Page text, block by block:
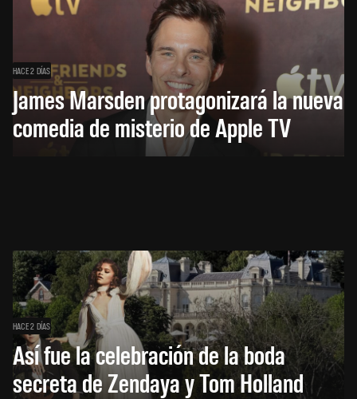
HACE 2 DÍAS
James Marsden protagonizará la nueva
comedia de misterio de Apple TV
HACE 2 DÍAS
Así fue la celebración de la boda
secreta de Zendaya y Tom Holland